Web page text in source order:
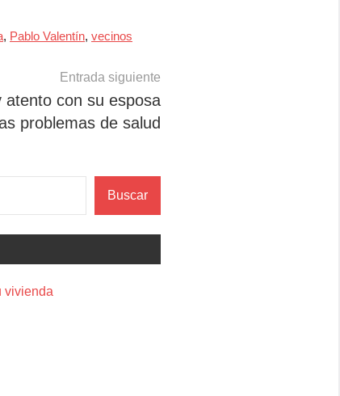
, Pablo Valentín, vecinos
Entrada siguiente
con su esposa
problemas de salud
Buscar
vivienda